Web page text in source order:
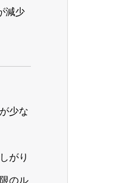
減少
少な
がり
のル